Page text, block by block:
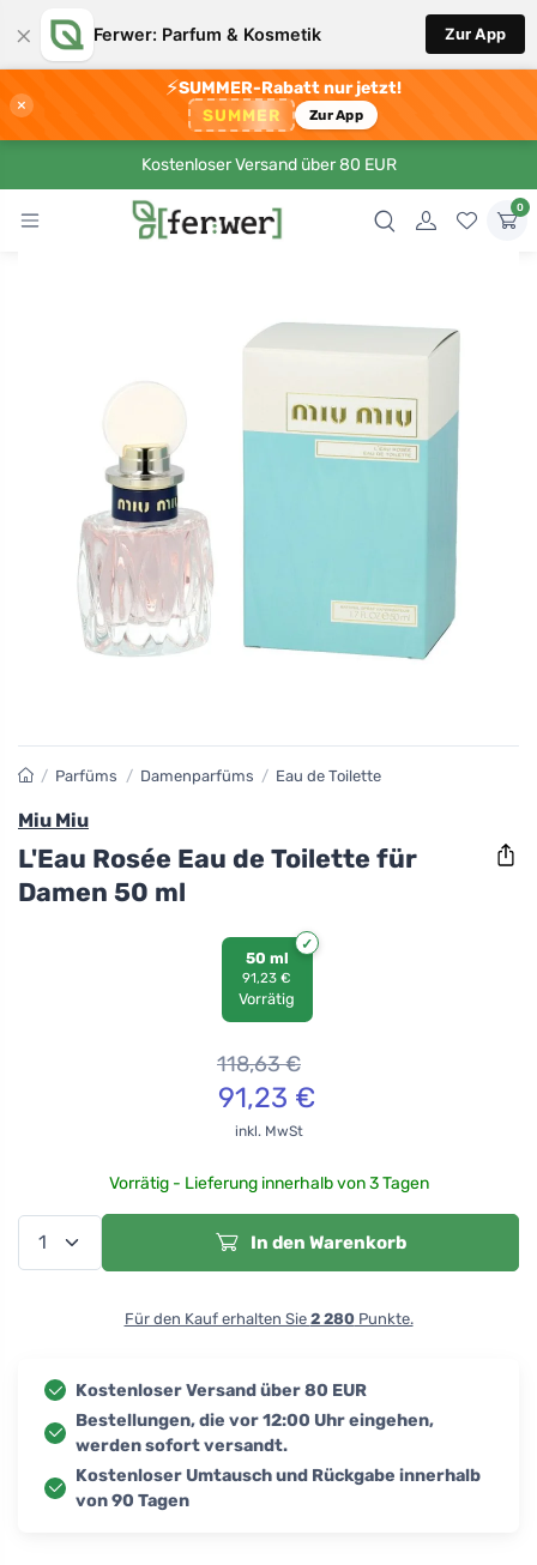
× Ferwer: Parfum & Kosmetik Zur App
×
⚡SUMMER-Rabatt nur jetzt!
SUMMER Zur App
Kostenloser Versand über 80 EUR
0
/ Parfüms / Damenparfüms / Eau de Toilette
Miu Miu
L'Eau Rosée Eau de Toilette für
Damen 50 ml
50 ml
91,23 €
Vorrätig
118,63€
91,23 €
inkl. MwSt
Vorrätig - Lieferung innerhalb von 3 Tagen
In den Warenkorb
Für den Kauf erhalten Sie 2 280Punkte.
Kostenloser Versand über 80 EUR
Bestellungen, die vor 12:00 Uhr eingehen,
werden sofort versandt.
Kostenloser Umtausch und Rückgabe innerhalb
von 90 Tagen